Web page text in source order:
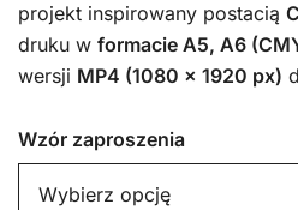
29,99 zł.14,99
projekt inspirowany postacią
druku w formacie A5, A6
wersji MP4 (1080 x 1920 px)
Wzór zaproszenia